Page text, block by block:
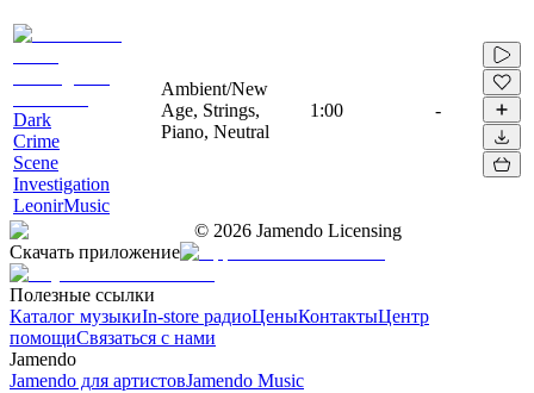
Dark
Crime
Scene
Investigation
LeonirMusic
Ambient/New
Age, Strings,
Piano, Neutral
1:00 -
© 2026 Jamendo Licensing
Скачать приложение
Полезные ссылки
Каталог музыкиIn-store радиоЦеныКонтактыЦентр
помощиСвязаться с нами
Jamendo
Jamendo для артистовJamendo Music